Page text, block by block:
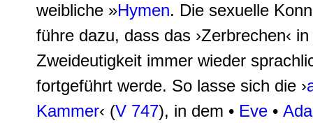
weibliche »Hymen. Die sexuelle
führe dazu, dass das ›Zerbrechen‹
Zweideutigkeit immer wieder
fortgeführt werde. So lasse sich die ›
Kammer‹ (V 747), in dem • Eve •